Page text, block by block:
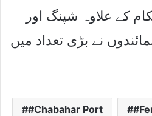
کے علاوہ شپنگ اور
نے بڑی تعداد میں
#Chabahar Port